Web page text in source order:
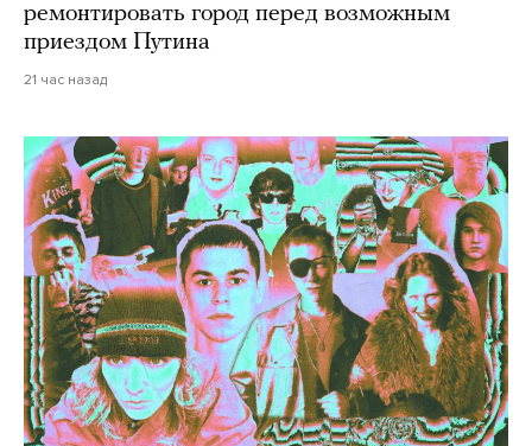
ремонтировать город перед возможным
приездом Путина
21 час назад